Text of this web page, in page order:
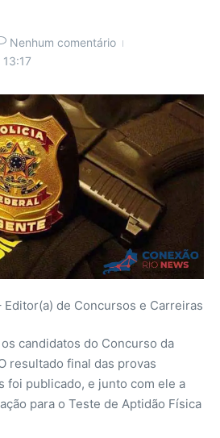
Nenhum comentário
13:17
Editor(a) de Concursos e Carreiras
candidatos do Concurso da
resultado final das provas
foi publicado, e junto com ele a
para o Teste de Aptidão Física